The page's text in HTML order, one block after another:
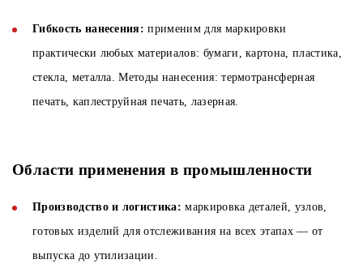
Гибкость нанесения: применим для маркировки
практически любых материалов: бумаги, картона, пластика,
стекла, металла. Методы нанесения: термотрансферная
печать, каплеструйная печать, лазерная.
Области применения в промышленности
Производство и логистика:маркировка деталей, узлов,
готовых изделий для отслеживания на всех этапах — от
выпуска до утилизации.